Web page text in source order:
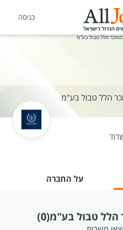
כניסה
הלל טבול בע"מ
הלל טבול בע"מ
על החברה
הלל טבול בע"מ(0)